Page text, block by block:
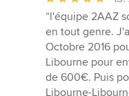
Bewertung:
5
von
5
Sternen
“l'équipe 2AAZ
en tout genre.
Octobre 2016
Libourne pour
de 600€. Puis
Libourne-